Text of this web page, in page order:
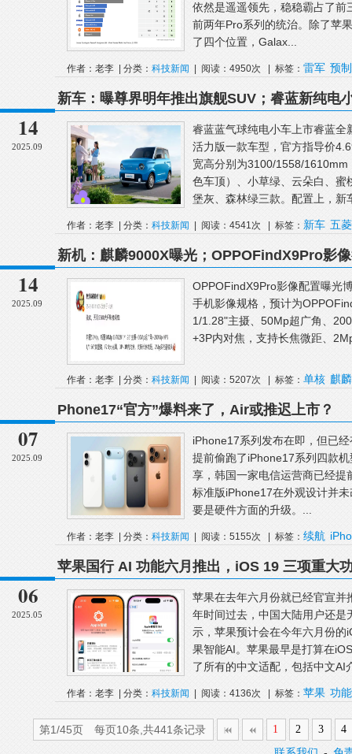
依然是遥遥领先，稳稳霸占了
前两年Pro系列的统治。除了苹
了四个位置，Galax...
作者：老李 | 分类： 科技新闻 | 阅读：4950次 | 标签： 雷军 预制
14
2025.09
新车：曝尊界明年推出旗舰SUV；睿蓝新纯电
车图曝光；追觅汽车宣布完成首轮融资
睿蓝蓝气球纯电小车上市睿蓝
活力版一款车型，官方指导价
宽高分别为3100/1558/
色车顶）、小草绿、云朵白、
堡灰、森林绿三款。配置上，新
作者：老李 | 分类： 科技新闻 | 阅读：4541次 | 标签： 新车 五菱
14
2025.09
新机：麒麟9000X曝光；OPPOFindX9Pro影
一大波国产Air手机要来了
OPPOFindX9Pro影像配置曝光
手机影像规格，预计为
1/1.28"主摄、50Mp超广角、
+3P内对焦，支持长焦微距、
作者：老李 | 分类： 科技新闻 | 阅读：5207次 | 标签： 单核 麒麟
07
2025.09
Phone17“官方”爆料来了，Air或推迟上市？
iPhone17系列发布在即，但已
提前偷跑了iPhone17系列四款
享，韩国一家电信运营商已经提
标准版iPhone17在外观设计并
要是硬件方面的升级。...
作者：老李 | 分类： 科技新闻 | 阅读：5155次 | 标签： 续航
06
2025.05
苹果国行 AI 功能六月推出，iOS 19 三项重大
苹果在去年六月份就已经官宣并
年时间过去，中国大陆用户还
示，苹果预计会在今年六月份
果智能AI。苹果最早是打算在
了所有的中文适配，包括中文AI
作者：老李 | 分类： 科技新闻 | 阅读：4136次 | 标签： 苹果 功能
第1/45页 每页10条,共441条记录 1 2 3 4